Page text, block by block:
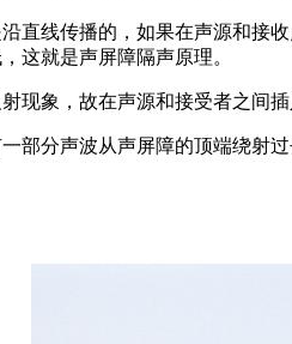
直线传播的，如果在声源和接
这就是声屏障隔声原理。
现象，故在声源和接受者之间插
部分声波从声屏障的顶端绕射